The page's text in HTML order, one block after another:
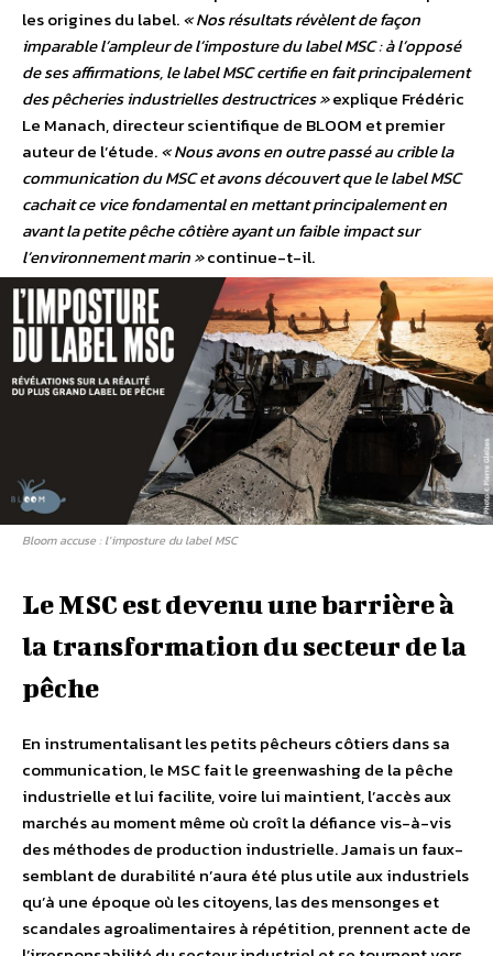
les origines du label.« Nos résultats révèlent de façon
imparable l’ampleur de l’imposture du label MSC : à l’opposé
de ses affirmations, le label MSC certifie en fait principalement
des pêcheries industrielles destructrices »explique Frédéric
Le Manach, directeur scientifique de BLOOM et premier
auteur de l’étude.« Nous avons en outre passé au crible la
communication du MSC et avons découvert que le label MSC
cachait ce vice fondamental en mettant principalement en
avant la petite pêche côtière ayant un faible impact sur
l’environnement marin »continue-t-il.
Bloom accuse : l’imposture du label MSC
Le MSC est devenu une barrière à
la transformation du secteur de la
pêche
En instrumentalisant les petits pêcheurs côtiers dans sa
communication, le MSC fait le greenwashing de la pêche
industrielle et lui facilite, voire lui maintient, l’accès aux
marchés au moment même où croît la défiance vis-à-vis
des méthodes de production industrielle. Jamais un faux-
semblant de durabilité n’aura été plus utile aux industriels
qu’à une époque où les citoyens, las des mensonges et
scandales agroalimentaires à répétition, prennent acte de